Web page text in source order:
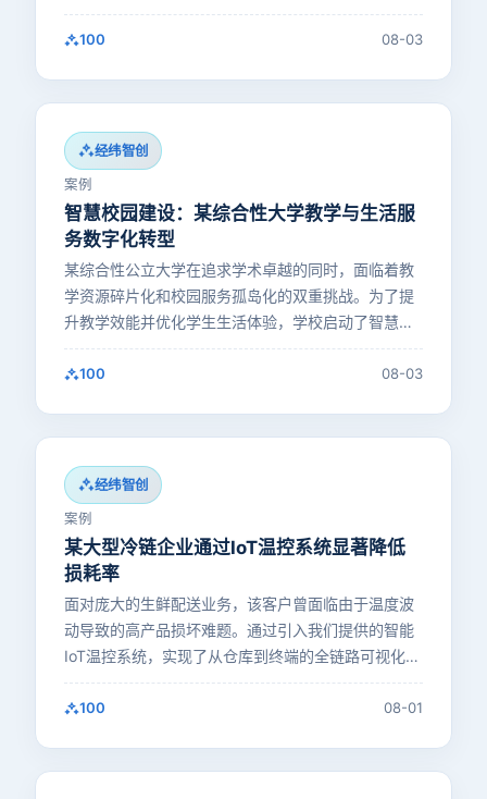
键维度，包括标准统一、…
100 08-03
经纬智创
案例
智慧校园建设：某综合性大学教学与生活服
务数字化转型
某综合性公立大学在追求学术卓越的同时，面临着教
学资源碎片化和校园服务孤岛化的双重挑战。为了提
升教学效能并优化学生生活体验，学校启动了智慧校
园平台建设项目。通过整…
100 08-03
经纬智创
案例
某大型冷链企业通过IoT温控系统显著降低
损耗率
面对庞大的生鲜配送业务，该客户曾面临由于温度波
动导致的高产品损坏难题。通过引入我们提供的智能
IoT温控系统，实现了从仓库到终端的全链路可视化与
实时预警机制。这套…
100 08-01